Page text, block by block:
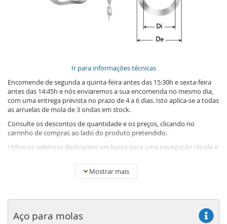
Ir para informações técnicas
Encomende de segunda a quinta-feira antes das 15:30h e sexta-feira
antes das 14:45h e nós enviaremos a sua encomenda no mesmo dia,
com uma entrega prevista no prazo de 4 a 6 dias. Isto aplica-se a todas
as arruelas de mola de 3 ondas em stock.
Consulte os descontos de quantidade e os preços, clicando no
carrinho de compras ao lado do produto pretendido.
Utilize os seletores deslizantes em baixo para uma navegação rápida e
O que é uma arruela de mola de 3 ondas?
As arruelas de mola de 3 ondas são utilizadas para reduzir o jogo axial
em, por exemplo, rolamentos de esferas ou outros casos em que é
necessário um deslocamento limitado da mola. As molas de menor
Mostrar mais
Aço para molas